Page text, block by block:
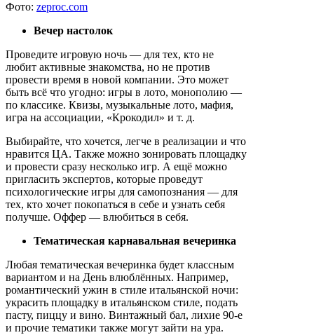
Фото: zeproc.com
Вечер настолок
Проведите игровую ночь — для тех, кто не
любит активные знакомства, но не против
провести время в новой компании. Это может
быть всё что угодно: игры в лото, монополию —
по классике. Квизы, музыкальные лото, мафия,
игра на ассоциации, «Крокодил» и т. д.
Выбирайте, что хочется, легче в реализации и что
нравится ЦА. Также можно зонировать площадку
и провести сразу несколько игр. А ещё можно
пригласить экспертов, которые проведут
психологические игры для самопознания — для
тех, кто хочет покопаться в себе и узнать себя
получше. Оффер — влюбиться в себя.
Тематическая карнавальная вечеринка
Любая тематическая вечеринка будет классным
вариантом и на День влюблённых. Например,
романтический ужин в стиле итальянской ночи:
украсить площадку в итальянском стиле, подать
пасту, пиццу и вино. Винтажный бал, лихие 90-е
и прочие тематики также могут зайти на ура.